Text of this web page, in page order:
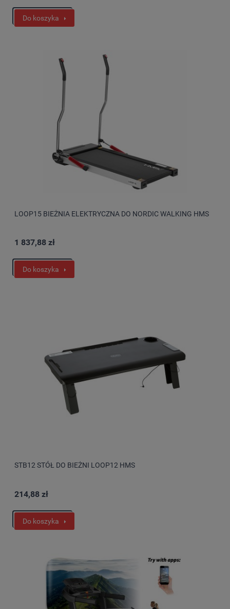
Do koszyka
LOOP15 BIEŻNIA ELEKTRYCZNA DO NORDIC WALKING HMS
1 837,88 zł
Do koszyka
STB12 STÓŁ DO BIEŻNI LOOP12 HMS
214,88 zł
Do koszyka